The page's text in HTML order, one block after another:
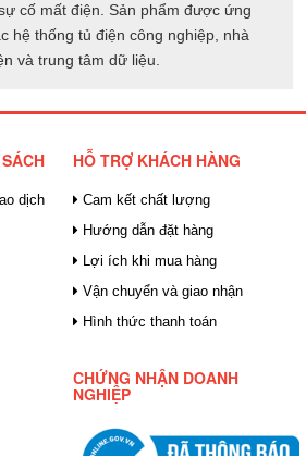
cố mất điện. Sản phẩm được ứng
hệ thống tủ điện công nghiệp, nhà
và trung tâm dữ liệu.
dịch
HỖ TRỢ KHÁCH HÀNG
Cam kết chất lượng
Hướng dẫn đặt hàng
Lợi ích khi mua hàng
Vận chuyển và giao nhận
Hình thức thanh toán
CHỨNG NHẬN DOANH
NGHIỆP